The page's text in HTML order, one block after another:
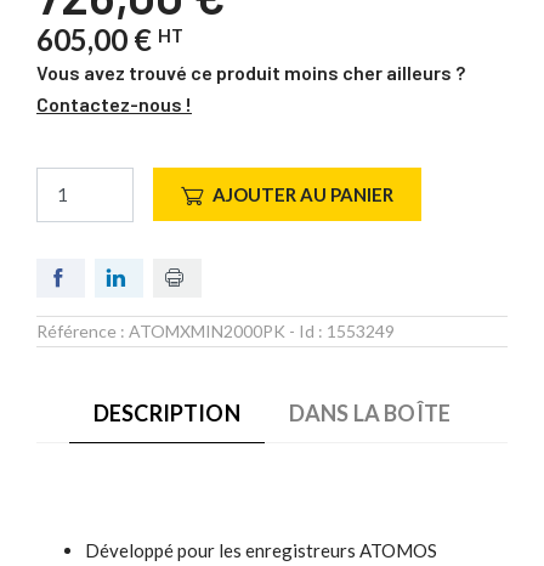
605,00 € HT
Vous avez trouvé ce produit moins cher ailleurs ?
Contactez-nous !
AJOUTER AU PANIER
Référence : ATOMXMIN2000PK - Id : 1553249
DESCRIPTION DANS LA BOÎTE
Développé pour les enregistreurs ATOMOS